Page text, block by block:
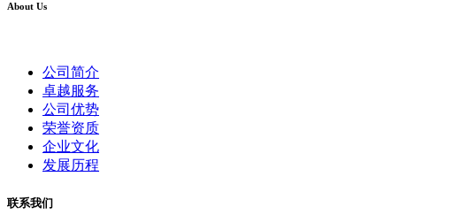
About Us
公司简介
卓越服务
公司优势
荣誉资质
企业文化
发展历程
联系我们